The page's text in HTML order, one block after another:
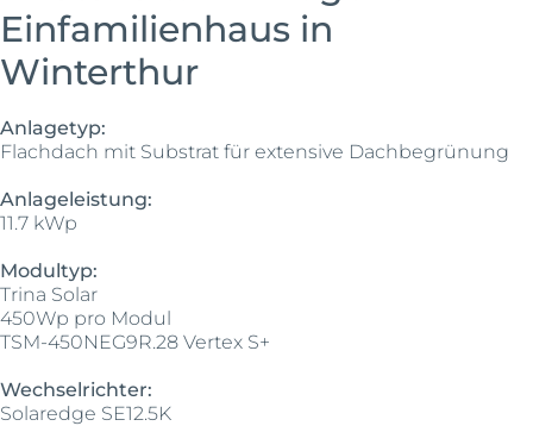
Einfamilienhaus in
Winterthur
Anlagetyp:
Flachdach mit Substrat für extensive Dachbegrünung
Anlageleistung:
11.7 kWp
Modultyp:
Trina Solar
450Wp pro Modul
TSM-450NEG9R.28 Vertex S+
Wechselrichter:
Solaredge SE12.5K